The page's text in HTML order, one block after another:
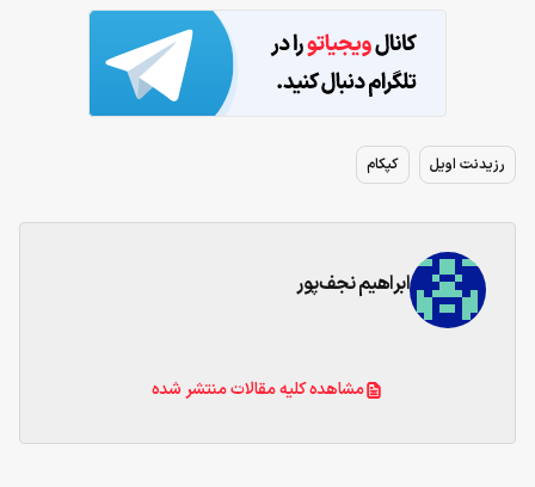
رزیدنت اویل کپکام
ابراهیم نجف‌پور
مشاهده کلیه مقالات منتشر شده